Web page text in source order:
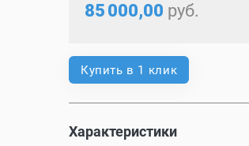
85 000,00 руб.
Купить в 1 клик
Характеристики